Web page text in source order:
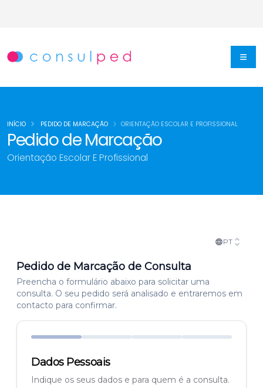
Pedido de Marcação
Orientação Escolar E Profissional
INÍCIO PEDIDO DE MARCAÇÃO ORIENTAÇÃO ESCOLAR E PROFISSIONAL